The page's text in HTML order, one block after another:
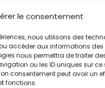
le consentement
nous utilisons des
accéder aux informations des
nous permettra de traiter
ou les ID uniques sur ce
consentement peut avoir un
fonctions.